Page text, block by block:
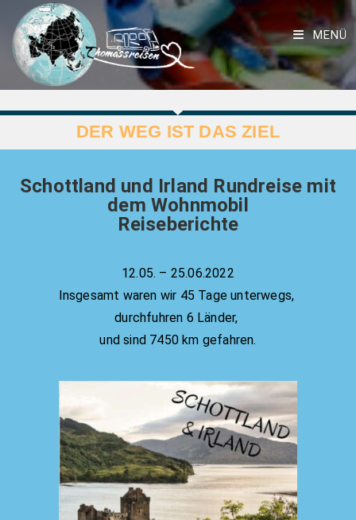
MENÜ
DER WEG IST DAS ZIEL
Schottland und Irland Rundreise mit
dem Wohnmobil
Reiseberichte
12.05. – 25.06.2022
Insgesamt waren wir 45 Tage unterwegs,
durchfuhren 6 Länder,
und sind 7450 km gefahren.